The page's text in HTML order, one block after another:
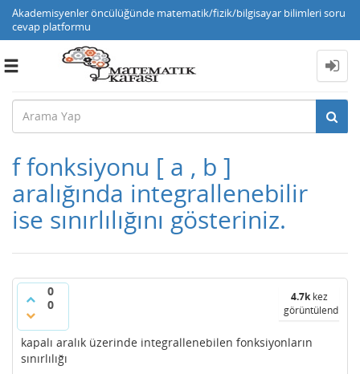
Akademisyenler öncülüğünde matematik/fizik/bilgisayar bilimleri soru
cevap platformu
Toggle
f fonksiyonu [ a , b ]
aralığında integrallenebilir
ise sınırlılığını gösteriniz.
0
0
4.7kkez
görüntülendi
kapalı aralık üzerinde integrallenebilen fonksiyonların
sınırlılığı